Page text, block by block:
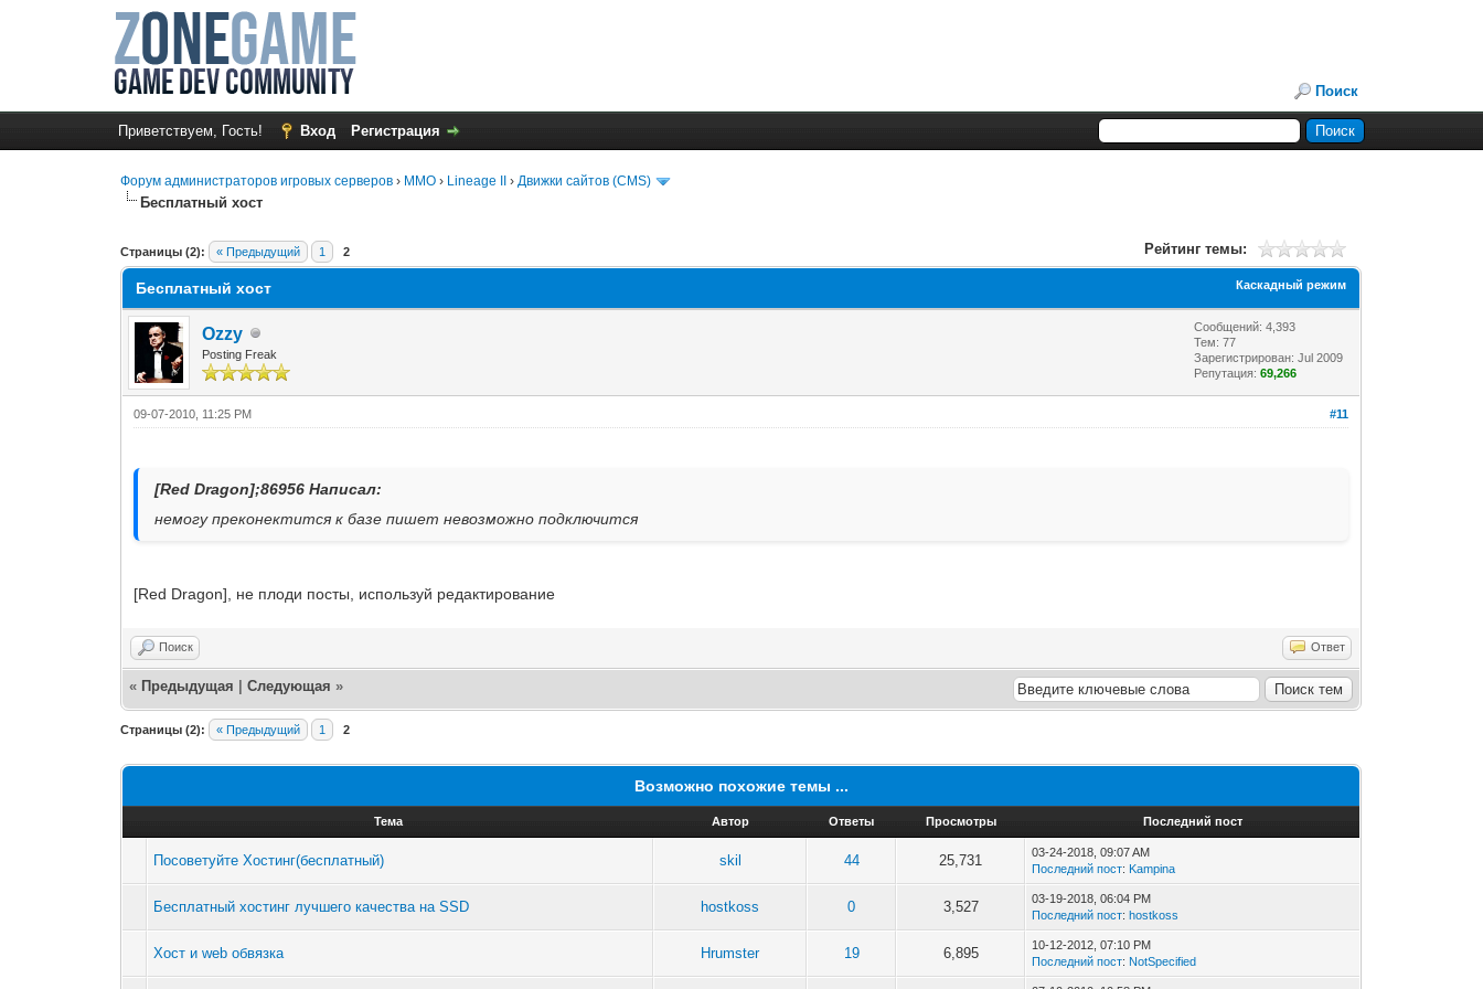
Поиск
Приветствуем, Гость! Вход Регистрация
Форум администраторов игровых серверов › MMO › Lineage II ›Движки сайтов (CMS)
Бесплатный хост
Страницы (2): « Предыдущий 1 2 Рейтинг темы:
0 Голос(ов) - 0 в среднем
1
2
3
4
5
Каскадный режим
Бесплатный хост
Ozzy
Posting Freak
Сообщений: 4,393
Тем: 77
Зарегистрирован: Jul 2009
Репутация:69,266
#11
09-07-2010, 11:25 PM
[Red Dragon];86956 Написал:
немогу преконектится к базе пишет невозможно подключится
[Red Dragon], не плоди посты, используй редактирование
Поиск Ответ
« Предыдущая |Следующая»
Страницы (2): « Предыдущий 1 2
Возможно похожие темы ...
Тема Автор Ответы Просмотры Последний пост
Посоветуйте Хостинг(бесплатный) skil 44 25,731
03-24-2018, 09:07 AM
Последний пост: Kampina
Бесплатный хостинг лучшего качества на SSD hostkoss 0 3,527
03-19-2018, 06:04 PM
Последний пост:hostkoss
Хост и web обвязка Hrumster 19 6,895
10-12-2012, 07:10 PM
Последний пост: NotSpecified